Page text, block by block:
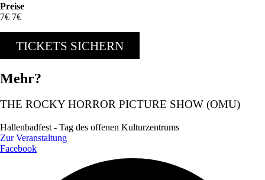
Preise
7€ 7€
TICKETS SICHERN
Mehr?
THE ROCKY HORROR PICTURE SHOW (OMU)
Hallenbadfest - Tag des offenen Kulturzentrums
Zur Veranstaltung
Facebook